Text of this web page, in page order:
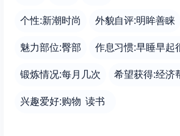
个性:新潮时尚 外貌自评:明眸善睐
魅力部位:臀部 作息习惯:早睡早起
锻炼情况:每月几次 希望获得:经济
兴趣爱好:购物 读书